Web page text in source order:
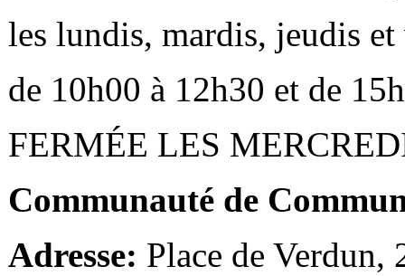
les lundis, mardis, jeudis et
de 10h00 à 12h30 et de
FERMÉE LES
Communauté de
Adresse: Place de Verdun,